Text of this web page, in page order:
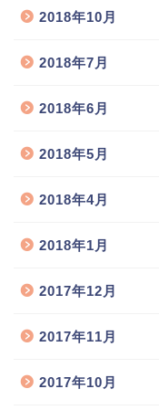
2018年10月
2018年7月
2018年6月
2018年5月
2018年4月
2018年1月
2017年12月
2017年11月
2017年10月